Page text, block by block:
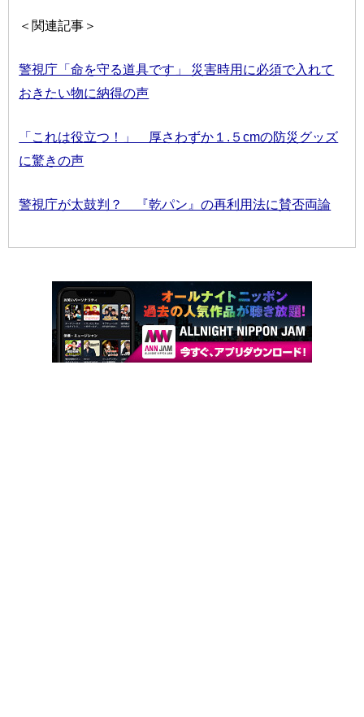
＜関連記事＞
警視庁「命を守る道具です」 災害時用に必須で入れて
おきたい物に納得の声
「これは役立つ！」 厚さわずか１.５cmの防災グッズ
に驚きの声
警視庁が太鼓判？ 『乾パン』の再利用法に賛否両論